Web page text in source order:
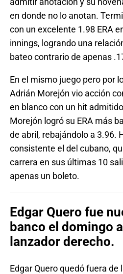
en donde no lo anotan.
con un excelente 1.98 ERA
innings, logrando una
bateo contrario de apenas
En el mismo juego pero por
Adrián Morejón vio acción
en blanco con un hit
Morejón logró su ERA más
de abril, rebajándolo a 3.96.
consistente el del cubano,
carrera en sus últimas 10
apenas un boleto.
Edgar Quero fue
banco el domingo
lanzador derecho.
Edgar Quero quedó fuera de